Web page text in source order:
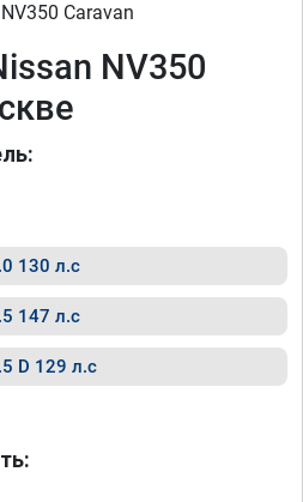
NV350 Caravan
NV350
130 л.с
147 л.с
D 129 л.с